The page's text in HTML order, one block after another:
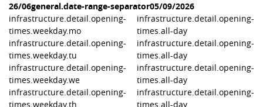
26/06general.date-range-separator05/09/2026
infrastructure.detail.opening-
times.weekday.mo
infrastructure.detail.opening-
times.all-day
infrastructure.detail.opening-
times.weekday.tu
infrastructure.detail.opening-
times.all-day
infrastructure.detail.opening-
times.weekday.we
infrastructure.detail.opening-
times.all-day
infrastructure.detail.opening-
times.weekday.th
infrastructure.detail.opening-
times.all-day